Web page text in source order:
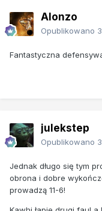
Alonzo
Opublikowano
Fantastyczna
julekstep
Opublikowano
Jednak długo się tym
obrona i dobre
prowadzą 11-6!